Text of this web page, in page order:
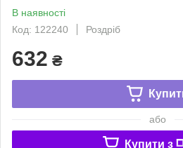
В наявності
Код: 122240
Роздріб
632 ₴
або
Купити з